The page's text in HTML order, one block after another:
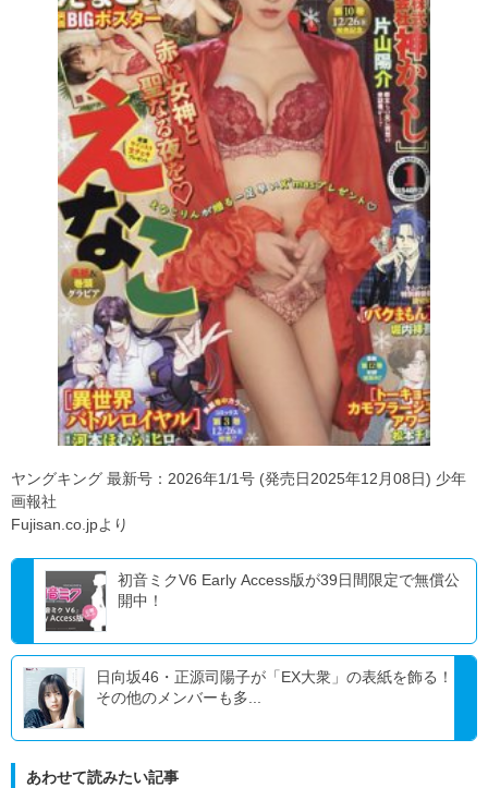
ヤングキング 最新号：2026年1/1号 (発売日2025年12月08日) 少年
画報社
Fujisan.co.jpより
初音ミクV6 Early Access版が39日間限定で無償公
開中！
日向坂46・正源司陽子が「EX大衆」の表紙を飾る！
その他のメンバーも多...
あわせて読みたい記事